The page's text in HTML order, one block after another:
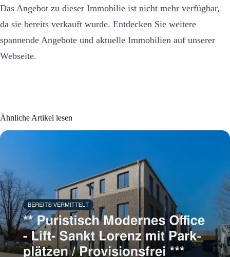
Das Angebot zu dieser Immobilie ist nicht mehr verfügbar,
da sie bereits verkauft wurde. Entdecken Sie weitere
spannende Angebote und aktuelle Immobilien auf unserer
Webseite.
Ähnliche Artikel lesen